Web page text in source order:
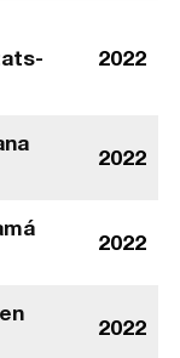
2022
2022
2022
2022